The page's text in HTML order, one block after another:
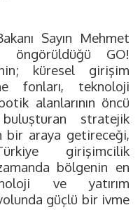
Sayın Mehmet
öngörüldüğü GO!
küresel girişim
fonları, teknoloji
alanlarının öncü
stratejik
bir araya getireceği,
girişimcilik
bölgenin en
ve yatırım
güçlü bir ivme